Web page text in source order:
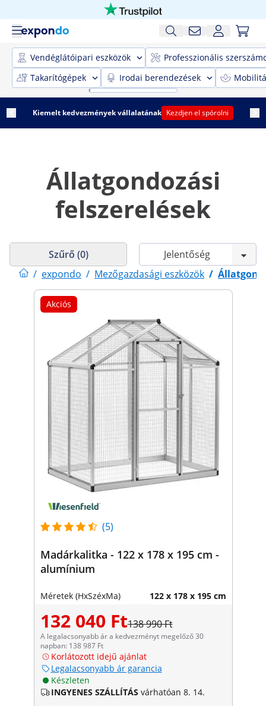
Vendéglátóipari eszközök
Professzionális
Takarítógépek
Irodai berendezések
Kiemelt kedvezmények vállalatának Kezdjen el spórolni
Állatgondozási
felszerelések
/ expondo / Mezőgazdasági eszközök /
Szűrő (0)
Akciós
(5)
Madárkalitka - 122 x 178 x 195 cm -
alumínium
Méretek (HxSzéxMa) 122 x 178 x 195 cm
132 040 Ft138 990 Ft
A legalacsonyabb ár a kedvezményt megelőző 30
napban: 138 987 Ft
Korlátozott idejű ajánlat
Legalacsonyabb ár garancia
Készleten
INGYENES SZÁLLÍTÁS várhatóan 8. 14.